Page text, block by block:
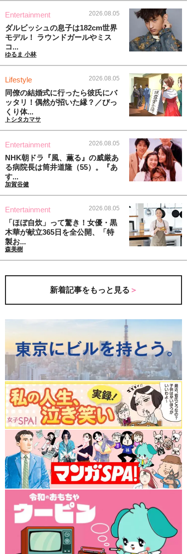
Entertainment 2026.08.05
ダルビッシュの息子は182cm世界
モデル！ ラウンドガールやミス
コ...
ゆるま 小林
Lifestyle 2026.08.05
同僚の結婚式に行ったら彼氏にバ
ッタリ！偶然が招いた縁？／びっ
くり体...
トシタカマサ
Entertainment 2026.08.05
NHK朝ドラ『風、薫る』の威厳あ
る病院長は筒井道隆（55）。『あ
す...
加賀谷健
Entertainment 2026.08.05
「ほぼ自炊」って驚き！女優・黒
木華が献立365日を全公開、「特
製お...
森美樹
新着記事をもっと見る